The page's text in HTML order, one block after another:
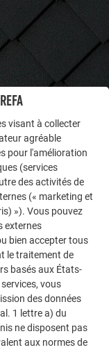
la
d’autres projets
aluminium
solaires et
visant à collecter
agréable
pour l'amélioration
(services
des activités de
(« marketing et
»). Vous pouvez
externes
bien accepter tous
le traitement de
basés aux États-
vous
des données
1 lettre a) du
ne disposent pas
aux normes de